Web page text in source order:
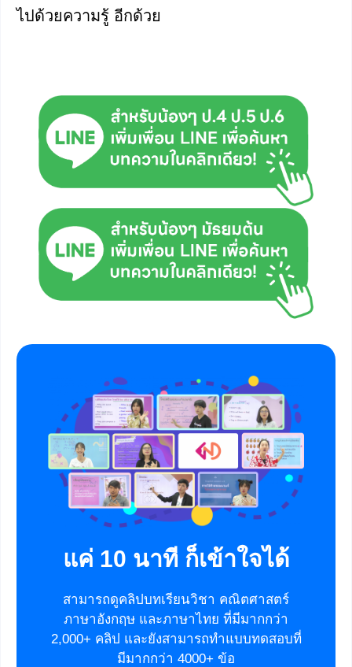
ไปด้วยความรู้ อีกด้วย
แค่ 10 นาที ก็เข้าใจได้
สามารถดูคลิปบทเรียนวิชา คณิตศาสตร์
ภาษาอังกฤษ และภาษาไทย ที่มีมากกว่า
2,000+ คลิป และยังสามารถทำแบบทดสอบที่
มีมากกว่า 4000+ ข้อ